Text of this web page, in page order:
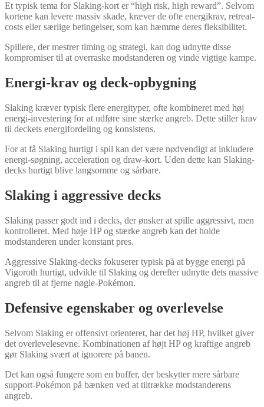
Et typisk tema for Slaking-kort er “high risk, high reward”. Selvom
kortene kan levere massiv skade, kræver de ofte energikrav, retreat-
costs eller særlige betingelser, som kan hæmme deres fleksibilitet.
Spillere, der mestrer timing og strategi, kan dog udnytte disse
kompromiser til at overraske modstanderen og vinde vigtige kampe.
Energi-krav og deck-opbygning
Slaking kræver typisk flere energityper, ofte kombineret med høj
energi-investering for at udføre sine stærke angreb. Dette stiller krav
til deckets energifordeling og konsistens.
For at få Slaking hurtigt i spil kan det være nødvendigt at inkludere
energi-søgning, acceleration og draw-kort. Uden dette kan Slaking-
decks hurtigt blive langsomme og sårbare.
Slaking i aggressive decks
Slaking passer godt ind i decks, der ønsker at spille aggressivt, men
kontrolleret. Med høje HP og stærke angreb kan det holde
modstanderen under konstant pres.
Aggressive Slaking-decks fokuserer typisk på at bygge energi på
Vigoroth hurtigt, udvikle til Slaking og derefter udnytte dets massive
angreb til at fjerne nøgle-Pokémon.
Defensive egenskaber og overlevelse
Selvom Slaking er offensivt orienteret, har det høj HP, hvilket giver
det overlevelesevne. Kombinationen af højt HP og kraftige angreb
gør Slaking svært at ignorere på banen.
Det kan også fungere som en buffer, der beskytter mere sårbare
support-Pokémon på bænken ved at tiltrække modstanderens
angreb.